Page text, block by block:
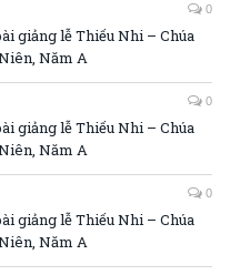
0
giảng lễ Thiếu Nhi – Chúa
Năm A
0
giảng lễ Thiếu Nhi – Chúa
Năm A
0
giảng lễ Thiếu Nhi – Chúa
Năm A